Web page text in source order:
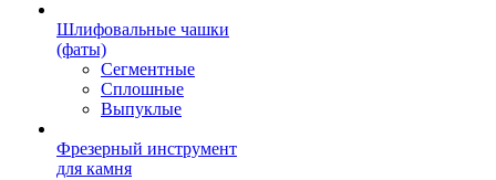
Шлифовальные чашки
(фаты)
Сегментные
Сплошные
Выпуклые
Фрезерный инструмент
для камня